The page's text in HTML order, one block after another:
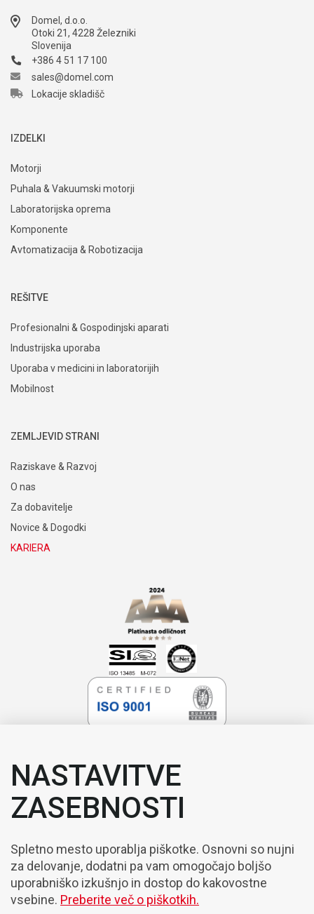
Domel, d.o.o.
Otoki 21, 4228 Železniki
Slovenija
+386 4 51 17 100
sales@domel.com
Lokacije skladišč
IZDELKI
Motorji
Puhala & Vakuumski motorji
Laboratorijska oprema
Komponente
Avtomatizacija & Robotizacija
REŠITVE
Profesionalni & Gospodinjski aparati
Industrijska uporaba
Uporaba v medicini in laboratorijih
Mobilnost
ZEMLJEVID STRANI
Raziskave & Razvoj
O nas
Za dobavitelje
Novice & Dogodki
KARIERA
NASTAVITVE
ZASEBNOSTI
Spletno mesto uporablja piškotke. Osnovni so nujni
za delovanje, dodatni pa vam omogočajo boljšo
uporabniško izkušnjo in dostop do kakovostne
vsebine. Preberite več o piškotkih.